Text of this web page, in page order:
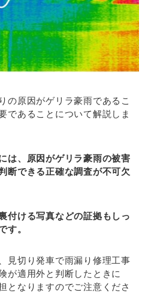
の原因がゲリラ豪雨であるこ
であることについて解説しま
は、原因がゲリラ豪雨の被害
断できる正確な調査が不可欠
付ける写真などの証拠もしっ
す。
見切り発車で雨漏り修理工事
が適用外と判断したときに
となりますのでご注意くださ